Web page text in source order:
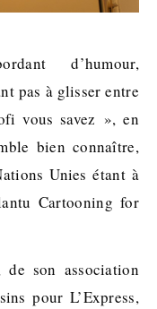
d’humour,
pas à glisser entre
vous savez », en
bien connaître,
Unies étant à
Cartooning for
son association
pour L’Express,